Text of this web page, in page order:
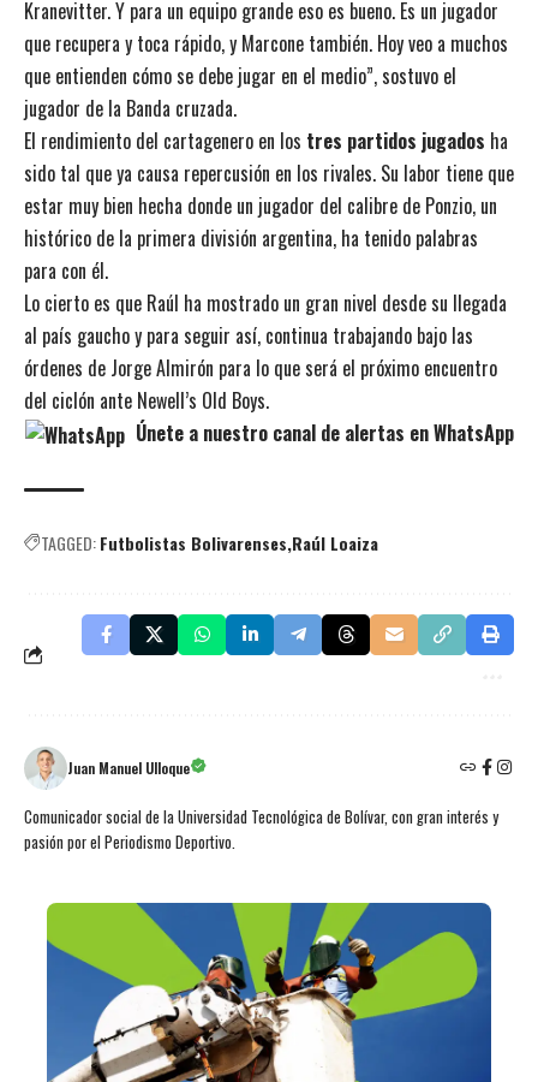
Kranevitter. Y para un equipo grande eso es bueno. Es un jugador
que recupera y toca rápido, y Marcone también. Hoy veo a muchos
que entienden cómo se debe jugar en el medio”, sostuvo el
jugador de la Banda cruzada.
El rendimiento del cartagenero en los tres partidos jugados ha
sido tal que ya causa repercusión en los rivales. Su labor tiene que
estar muy bien hecha donde un jugador del calibre de Ponzio, un
histórico de la primera división argentina, ha tenido palabras
para con él.
Lo cierto es que Raúl ha mostrado un gran nivel desde su llegada
al país gaucho y para seguir así, continua trabajando bajo las
órdenes de Jorge Almirón para lo que será el próximo encuentro
del ciclón ante Newell’s Old Boys.
Únete a nuestro canal de alertas en WhatsApp
TAGGED:Futbolistas Bolivarenses Raúl Loaiza
Juan Manuel Ulloque
Comunicador social de la Universidad Tecnológica de Bolívar, con gran interés y
pasión por el Periodismo Deportivo.